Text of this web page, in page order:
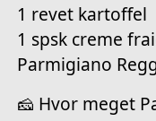
1 revet kartoffel
1 spsk creme
Parmigiano
🧀 Hvor meget